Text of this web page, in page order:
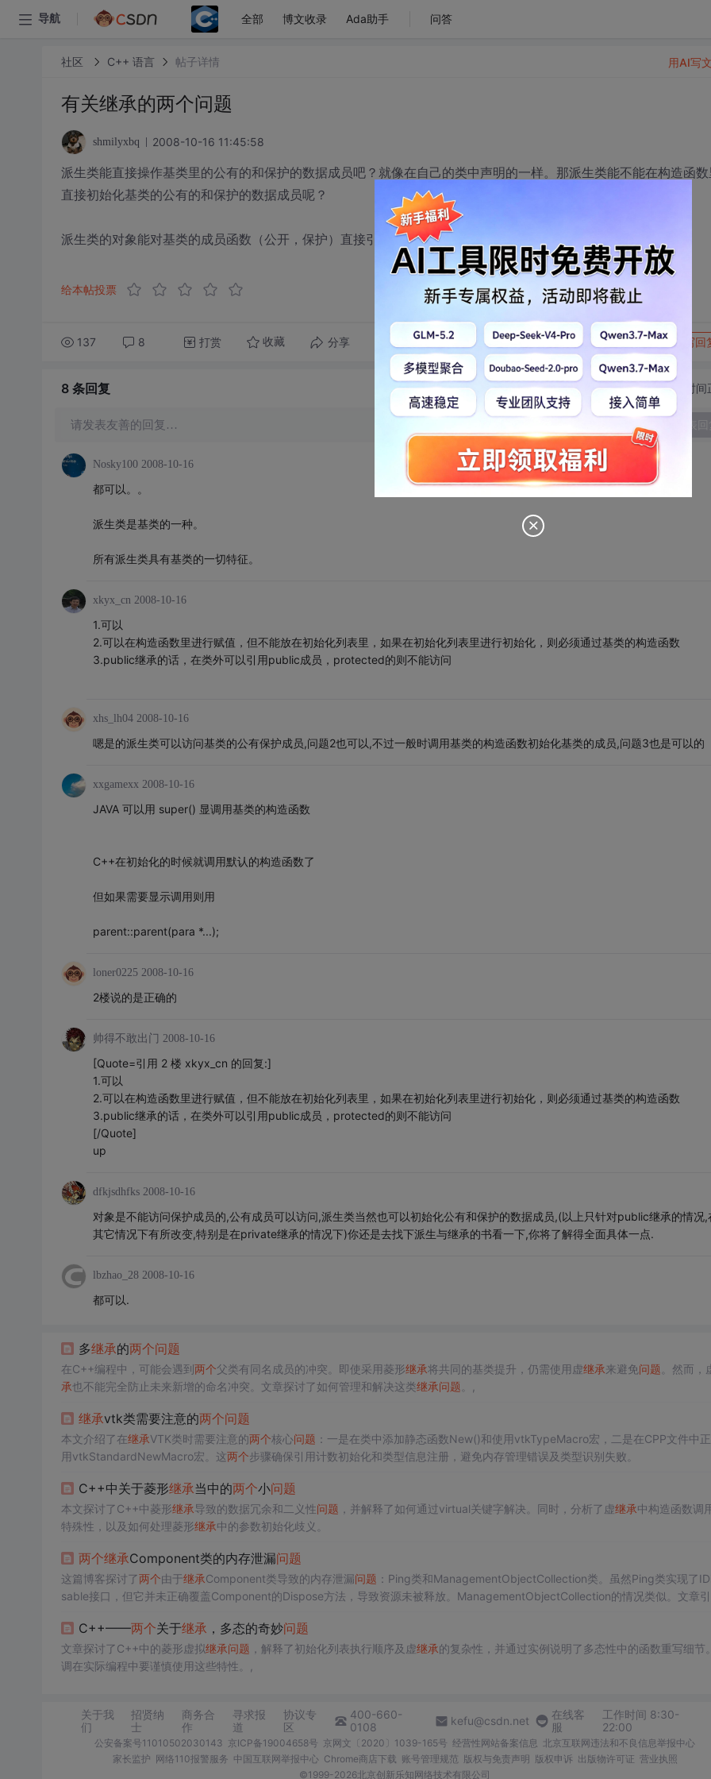
导航 全部 博文收录 Ada助手 问答
社区 C++ 语言 帖子详情
有关继承的两个问题
shmilyxbq 2008-10-16 11:45:58
派生类能直接操作基类里的公有的和保护的数据成员吧？就像在自己的类中声明的一样。那派生类能不能在构造函数
直接初始化基类的公有的和保护的数据成员呢？
派生类的对象能对基类的成员函数（公开，保护）直接引用吗？
给本帖投票
137 8 打赏 收藏 分享 转发到动态 举报 写回
用AI写
8 条回复 切换为时间
请发表友善的回复…
Nosky100 2008-10-16
都可以。。
派生类是基类的一种。
所有派生类具有基类的一切特征。
xkyx_cn 2008-10-16
1.可以
2.可以在构造函数里进行赋值，但不能放在初始化列表里，如果在初始化列表里进行初始化，则必须通过基类的构造函数
3.public继承的话，在类外可以引用public成员，protected的则不能访问
xhs_lh04 2008-10-16
嗯是的派生类可以访问基类的公有保护成员,问题2也可以,不过一般时调用基类的构造函数初始化基类的成员,问题3也是可以的
xxgamexx 2008-10-16
JAVA 可以用 super() 显调用基类的构造函数
C++在初始化的时候就调用默认的构造函数了
但如果需要显示调用则用
parent::parent(para *...);
loner0225 2008-10-16
2楼说的是正确的
帅得不敢出门 2008-10-16
[Quote=引用 2 楼 xkyx_cn 的回复:]
1.可以
2.可以在构造函数里进行赋值，但不能放在初始化列表里，如果在初始化列表里进行初始化，则必须通过基类的构造函数
3.public继承的话，在类外可以引用public成员，protected的则不能访问
[/Quote]
up
dfkjsdhfks 2008-10-16
对象是不能访问保护成员的,公有成员可以访问,派生类当然也可以初始化公有和保护的数据成员,(以上只针对public继承的情况,
其它情况下有所改变,特别是在private继承的情况下)你还是去找下派生与继承的书看一下,你将了解得全面具体一点.
lbzhao_28 2008-10-16
都可以.
多继承的两个问题
在C++编程中，可能会遇到两个父类有同名成员的冲突。即使采用菱形继承将共同的基类提升，仍需使用虚继承来避免问题 。然而，
承也不能完全防止未来新增的命名冲突。文章探讨了如何管理和解决这类继承问题
继承vtk类需要注意的两个问题
本文介绍了在继承VTK类时需要注意的两个核心问题 ：一是在类中添加静态函数New()和使用vtkTypeMacro宏，二是在CPP文件中
用vtkStandardNewMacro宏。这两个步骤确保引用计数初始化和类型信息注册，避免内存管理错误及类型识别失败。
C++中关于菱形继承当中的两个小问题
本文探讨了C++中菱形继承导致的数据冗余和二义性问题 ，并解释了如何通过virtual关键字解决。同时，分析了虚继承中构造函数调
特殊性，以及如何处理菱形继承中的参数初始化歧义。
两个继承Component类的内存泄漏问题
这篇博客探讨了两个由于继承Component类导致的内存泄漏问题 ：Ping类和ManagementObjectCollection类。虽然Ping类实现了
sable接口，但它并未正确覆盖Component的Dispose方法，导致资源未被释放。ManagementObjectCollection的情况类似。文章引
C++——两个关于继承 ，多态的奇妙问题
文章探讨了C++中的菱形虚拟继承问题 ，解释了初始化列表执行顺序及虚继承的复杂性，并通过实例说明了多态性中的函数重写细节
调在实际编程中要谨慎使用这些特性。,
关于我
们
招贤纳
士
商务合
作
寻求报
道
协议专
区
400-660-
0108
kefu@csdn.net
在线客
服
工作时间 8:30-
22:00
公安备案号11010502030143 京ICP备19004658号 京网文〔2020〕1039-165号 经营性网站备案信息 北京互联网违法和不良信息举报中心
家长监护 网络110报警服务 中国互联网举报中心 Chrome商店下载 账号管理规范 版权与免责声明 版权申诉 出版物许可证 营业执照
©1999-2026北京创新乐知网络技术有限公司